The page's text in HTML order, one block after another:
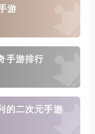
游
手游排行
的二次元手游